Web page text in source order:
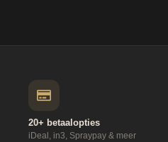
20+ betaalopties
iDeal, in3, Spraypay & meer